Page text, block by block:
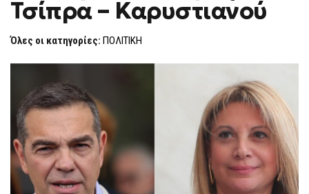
ΤΣΊΠΡΑ
–
Τσίπρα – Καρυστιανού
Όλες οι κατηγορίες: ΠΟΛΙΤΙΚΗ